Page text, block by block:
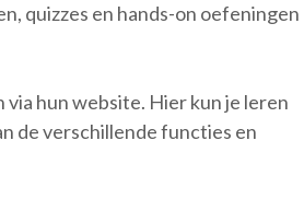
quizzes en hands-on oefeningen
hun website. Hier kun je leren
de verschillende functies en